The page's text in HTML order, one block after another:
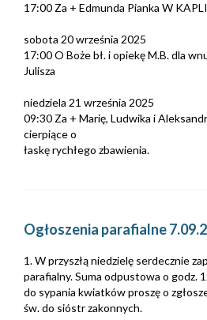
17:00 Za + Edmunda Pianka W
sobota 20 września 2025
17:00 O Boże bł. i opiekę M.B. dla
Julisza
niedziela 21 września 2025
09:30 Za + Marię, Ludwika i
cierpiące o
łaskę rychłego zbawienia.
Ogłoszenia parafialne
1. W przyszłą niedzielę serdecznie
parafialny. Suma odpustowa o godz.
do sypania kwiatków proszę o
św. do sióstr zakonnych.